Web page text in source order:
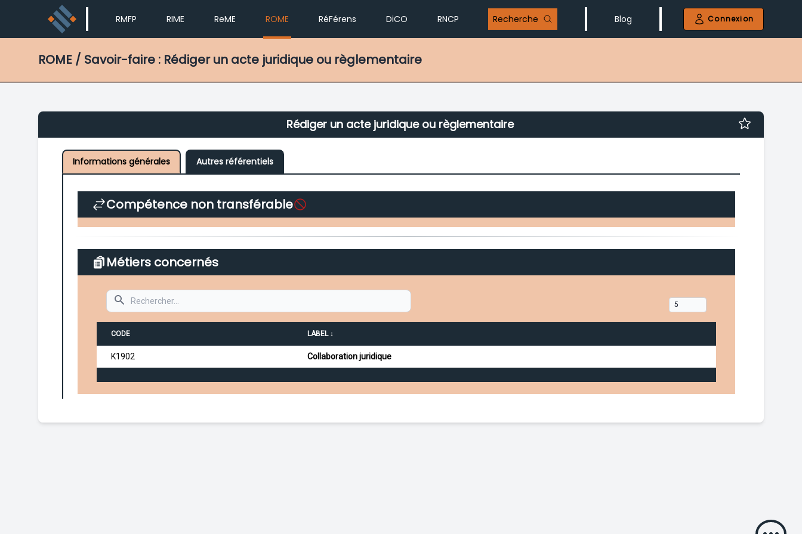
RMFP RIME ReME ROME RéFérens DiCO RNCP Recherche Blog Connexion
ROME / Savoir-faire : Rédiger un acte juridique ou règlementaire
Rédiger un acte juridique ou règlementaire
Informations générales Autres référentiels
Compétence non transférable
Métiers concernés
Search
CODE LABEL ↓
K1902 Collaboration juridique